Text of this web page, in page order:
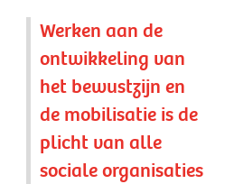
Werken aan de
ontwikkeling van
het bewustzijn en
de mobilisatie is de
plicht van alle
sociale organisaties